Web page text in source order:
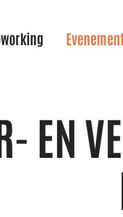
EN